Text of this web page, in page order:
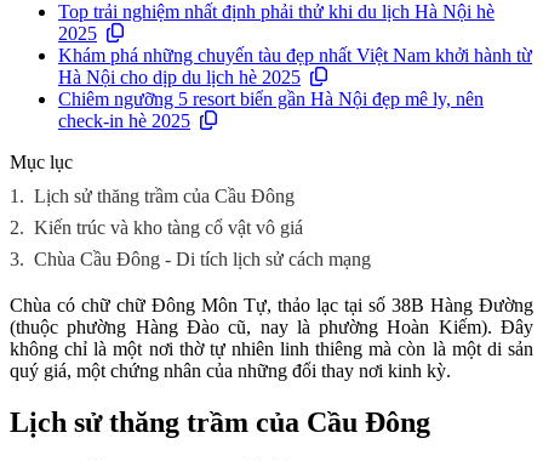
Top trải nghiệm nhất định phải thử khi du lịch Hà Nội hè
2025
Khám phá những chuyến tàu đẹp nhất Việt Nam khởi hành từ
Hà Nội cho dịp du lịch hè 2025
Chiêm ngưỡng 5 resort biển gần Hà Nội đẹp mê ly, nên
check-in hè 2025
Mục lục
1. Lịch sử thăng trầm của Cầu Đông
2. Kiến trúc và kho tàng cổ vật vô giá
3. Chùa Cầu Đông - Di tích lịch sử cách mạng
Chùa có chữ chữ Đông Môn Tự, thảo lạc tại số 38B Hàng Đường
(thuộc phường Hàng Đào cũ, nay là phường Hoàn Kiếm). Đây
không chỉ là một nơi thờ tự nhiên linh thiêng mà còn là một di sản
quý giá, một chứng nhân của những đổi thay nơi kinh kỳ.
Lịch sử thăng trầm của Cầu Đông